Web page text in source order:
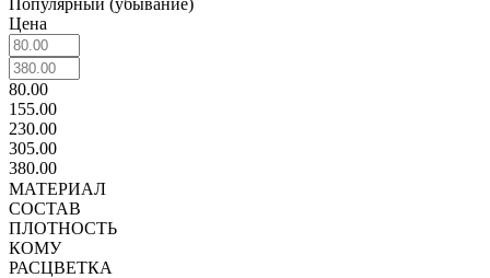
Цена
80.00
155.00
230.00
305.00
380.00
МАТЕРИАЛ
СОСТАВ
ПЛОТНОСТЬ
КОМУ
РАСЦВЕТКА